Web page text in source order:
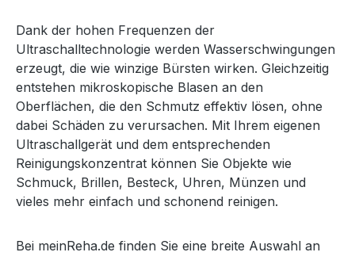
Dank der hohen Frequenzen der
Ultraschalltechnologie werden Wasserschwingungen
erzeugt, die wie winzige Bürsten wirken. Gleichzeitig
entstehen mikroskopische Blasen an den
Oberflächen, die den Schmutz effektiv lösen, ohne
dabei Schäden zu verursachen. Mit Ihrem eigenen
Ultraschallgerät und dem entsprechenden
Reinigungskonzentrat können Sie Objekte wie
Schmuck, Brillen, Besteck, Uhren, Münzen und
vieles mehr einfach und schonend reinigen.
Bei meinReha.de finden Sie eine breite Auswahl an